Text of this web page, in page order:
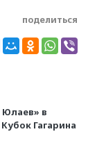
поделиться
Юлаев» в
Гагарина